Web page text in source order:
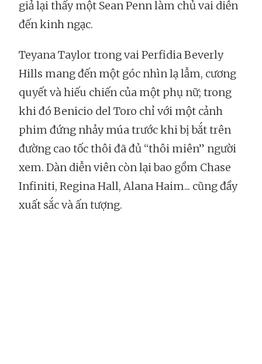
giả lại thấy một Sean Penn làm chủ vai diễn
đến kinh ngạc.
Teyana Taylor trong vai Perfidia Beverly
Hills mang đến một góc nhìn lạ lẫm, cương
quyết và hiếu chiến của một phụ nữ; trong
khi đó Benicio del Toro chỉ với một cảnh
phim đứng nhảy múa trước khi bị bắt trên
đường cao tốc thôi đã đủ “thôi miên” người
xem. Dàn diễn viên còn lại bao gồm Chase
Infiniti, Regina Hall, Alana Haim... cũng đầy
xuất sắc và ấn tượng.